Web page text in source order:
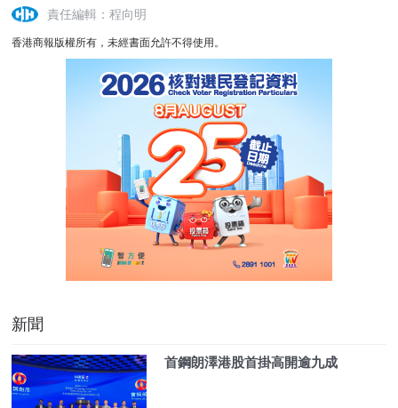
責任編輯：程向明
香港商報版權所有，未經書面允許不得使用。
新聞
首鋼朗澤港股首掛高開逾九成